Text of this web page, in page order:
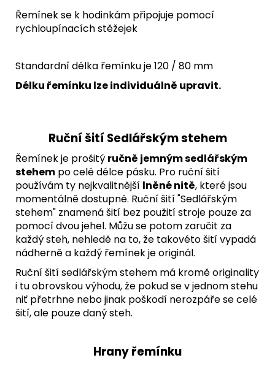
Řemínek se k hodinkám připojuje pomocí
rychloupínacích stěžejek
Standardní délka řemínku je 120 / 80 mm
Délku řemínku lze individuálně upravit.
Ruční šití Sedlářským stehem
Řemínek je prošitý ručně jemným sedlářským
stehem po celé délce pásku. Pro ruční šití
používám ty nejkvalitnější lněné nitě, které jsou
momentálně dostupné. Ruční šití "Sedlářským
stehem" znamená šití bez použití stroje pouze za
pomocí dvou jehel. Můžu se potom zaručit za
každý steh, nehledě na to, že takovéto šití vypadá
nádherně a každý řemínek je originál.
Ruční šití sedlářským stehem má kromě originality
i tu obrovskou výhodu, že pokud se v jednom stehu
niť přetrhne nebo jinak poškodí nerozpáře se celé
šití, ale pouze daný steh.
Hrany řemínku